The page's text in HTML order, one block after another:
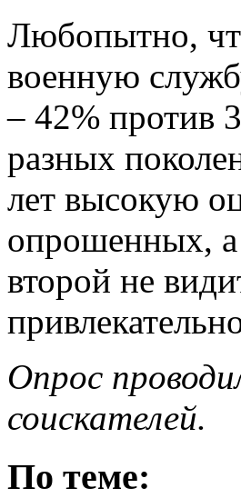
Любопытно,
военную
– 42% против
разных
лет высокую
опрошенных, а
второй не
Опрос
соискателей.
По теме: